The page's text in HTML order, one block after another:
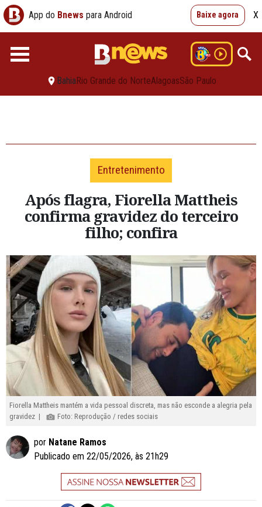
App do Bnews para Android Baixe agora X
BahiaRio Grande do NorteAlagoasSão Paulo
Entretenimento
Após flagra, Fiorella Mattheis
confirma gravidez do terceiro
filho; confira
Fiorella Mattheis mantém a vida pessoal discreta, mas não esconde a alegria pela
gravidez |
Foto: Reprodução / redes sociais
por Natane Ramos
Publicado em 22/05/2026, às 21h29